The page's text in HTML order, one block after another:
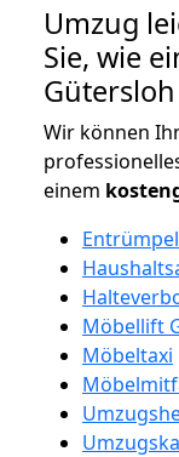
Umzug
Sie, wie
Wir können
einem
Möbellift
Möbeltaxi